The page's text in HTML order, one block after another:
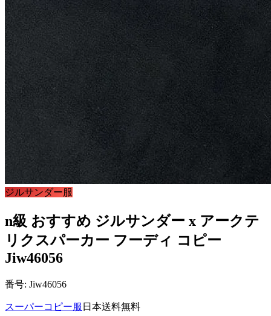
ジルサンダー服
n級 おすすめ ジルサンダー x アークテ
リクスパーカー フーディ コピー
Jiw46056
番号: Jiw46056
スーパーコピー服 日本送料無料